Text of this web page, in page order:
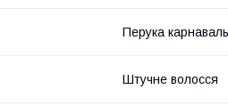
Перука
Штучне волосся